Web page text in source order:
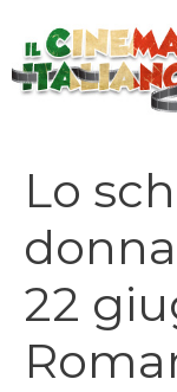
contenuto
Lo
donna
22